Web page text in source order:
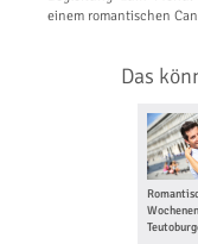
einem romantischen
Das